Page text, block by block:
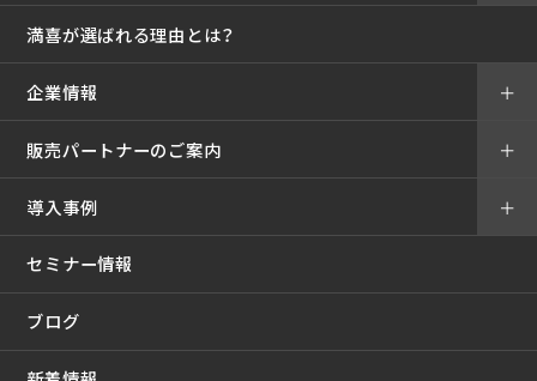
満喜が選ばれる理由とは？
企業情報 ＋
販売パートナーのご案内 ＋
導入事例
セミナー情報
＋
ブログ